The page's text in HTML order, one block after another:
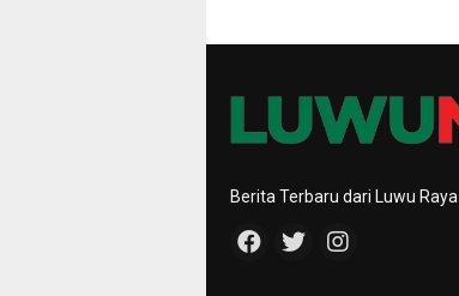
Berita Terbaru dari Luwu Raya